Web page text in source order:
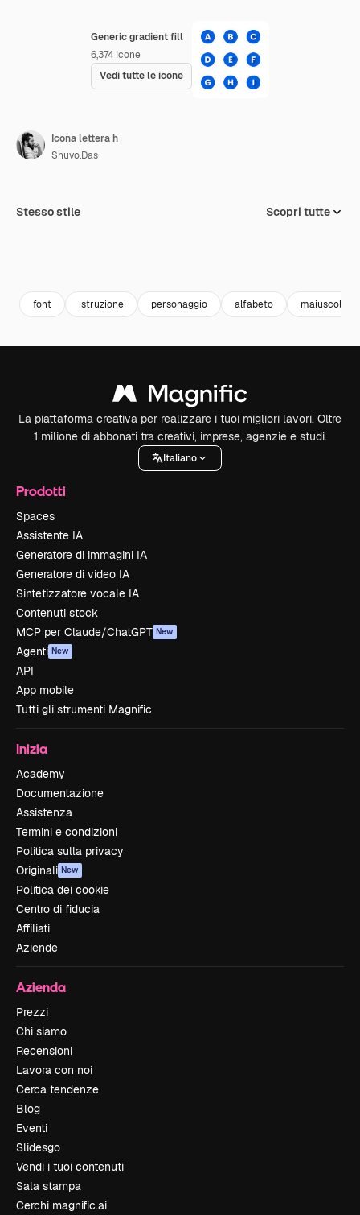
Generic gradient fill
6,374 Icone
Vedi tutte le icone
Icona lettera h
Shuvo.Das
Stesso stile Scopri tutte
font istruzione personaggio alfabeto maiuscola
La piattaforma creativa per realizzare i tuoi migliori lavori. Oltre
1 milione di abbonati tra creativi, imprese, agenzie e studi.
Italiano
Prodotti
Spaces
Assistente IA
Generatore di immagini IA
Generatore di video IA
Sintetizzatore vocale IA
Contenuti stock
MCP per Claude/ChatGPT New
Agenti New
API
App mobile
Tutti gli strumenti Magnific
Inizia
Academy
Documentazione
Assistenza
Termini e condizioni
Politica sulla privacy
Originali New
Politica dei cookie
Centro di fiducia
Affiliati
Aziende
Azienda
Prezzi
Chi siamo
Recensioni
Lavora con noi
Cerca tendenze
Blog
Eventi
Slidesgo
Vendi i tuoi contenuti
Sala stampa
Cerchi magnific.ai